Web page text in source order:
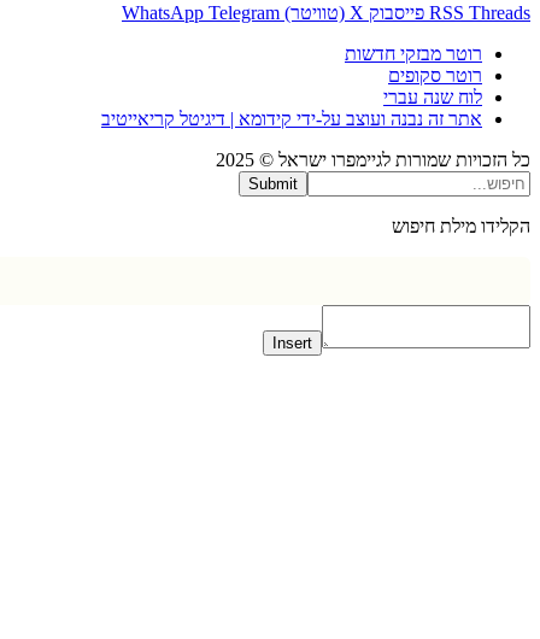
RSS פייסבוק X (טוויטר) WhatsApp Telegram
רוטר מבזקי חדשות
רוטר סקופים
לוח שנה עברי
אתר זה נבנה ועוצב על-ידי קידומא | דיגיטל קריאייטיב
שמורות לגיימפרו ישראל © 2025
Submit
מילת חיפוש
Insert